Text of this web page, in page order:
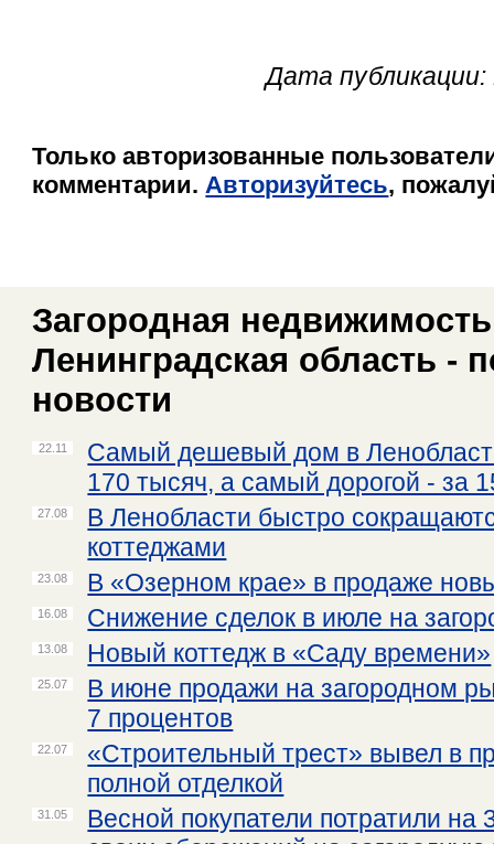
Дата публикации:
Только авторизованные
комментарии.Авторизуйтесь,
Загородная
Ленинградская область -
новости
22.11
Самый дешевый дом в
170 тысяч, а самый дорогой - за
27.08
В Ленобласти быстро
коттеджами
23.08 В «Озерном крае» в продаже
16.08 Снижение сделок в июле на
13.08 Новый коттедж в «Саду времени»
25.07
В июне продажи на загородном
7 процентов
22.07
«Строительный трест» вывел в
полной отделкой
31.05
Весной покупатели потратили